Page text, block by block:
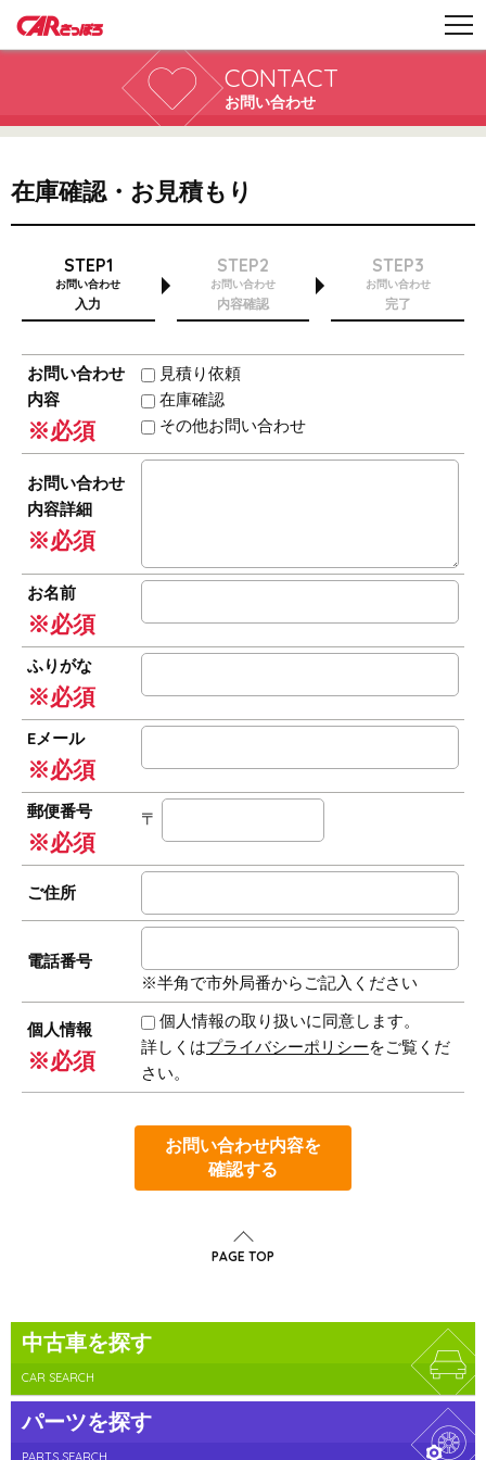
CONTACT
お問い合わせ
在庫確認・お見積もり
STEP1
お問い合わせ
入力
STEP2
お問い合わせ
内容確認
STEP3
お問い合わせ
完了
お問い合わせ
内容
※必須
見積り依頼
在庫確認
その他お問い合わせ
お問い合わせ
内容詳細
※必須
お名前
※必須
ふりがな
※必須
Eメール
※必須
郵便番号
※必須
〒
ご住所
電話番号
※半角で市外局番からご記入ください
個人情報
※必須
個人情報の取り扱いに同意します。
詳しくはプライバシーポリシーをご覧くだ
さい。
お問い合わせ内容を
確認する
PAGE TOP
中古車を探す
CAR SEARCH
パーツを探す
PARTS SEARCH